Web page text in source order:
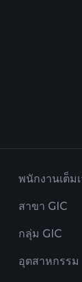
พนักงานเต็ม
สาขา GIC
กลุ่ม GIC
อุตสาหกรรม